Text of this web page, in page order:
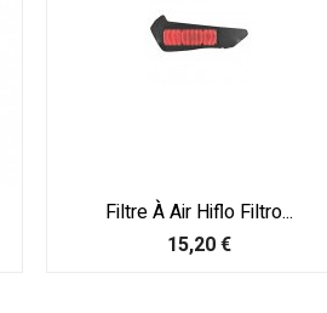
Filtre À Air Hiflo Filtro...
Prix
15,20 €